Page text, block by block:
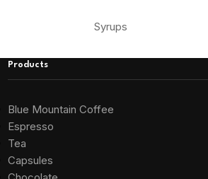
Syrups
Products
Blue Mountain Coffee
Espresso
Tea
Capsules